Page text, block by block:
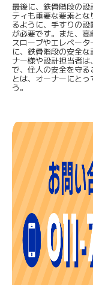
最後に、鉄骨階段の
ティも重要な要素と
るように、手すりの
が必要です。また、高
スロープやエレベー
に、鉄骨階段の安全
ナー様や設計担当者
で、住人の安全を守
とは、オーナーにと
う。